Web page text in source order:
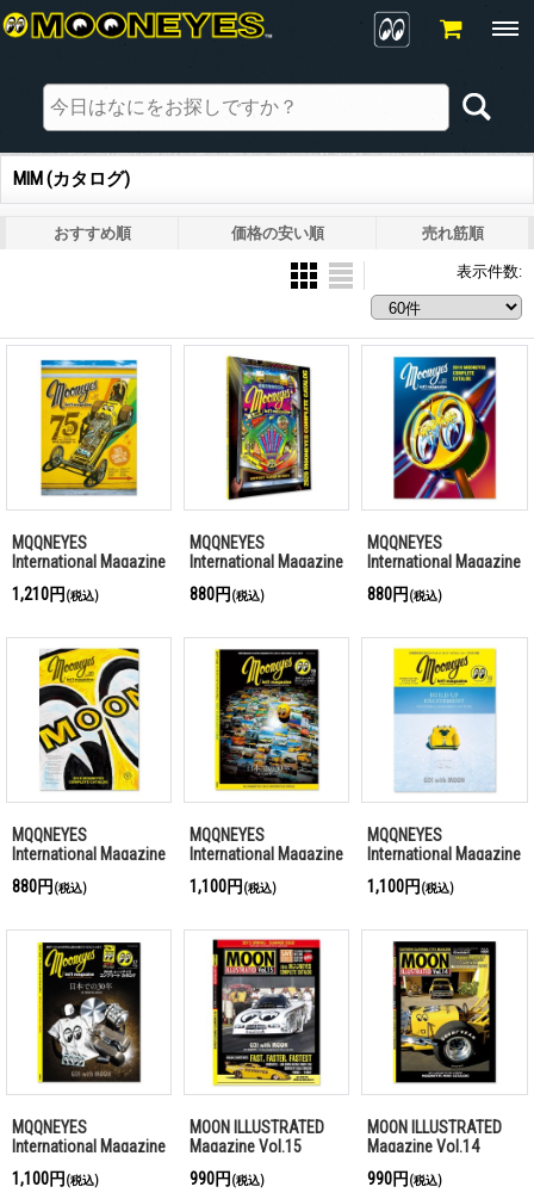
MIM (カタログ)
おすすめ順 価格の安い順 売れ筋順
表示件数:
MQQNEYES
International Magazine
1,210円 (税込)
MQQNEYES
International Magazine
880円 (税込)
MQQNEYES
International Magazine
880円 (税込)
MQQNEYES
International Magazine
880円 (税込)
MQQNEYES
International Magazine
1,100円 (税込)
MQQNEYES
International Magazine
1,100円 (税込)
MQQNEYES
International Magazine
Summer 2016
1,100円 (税込)
MOON ILLUSTRATED
Magazine Vol.15
990円 (税込)
MOON ILLUSTRATED
Magazine Vol.14
990円 (税込)